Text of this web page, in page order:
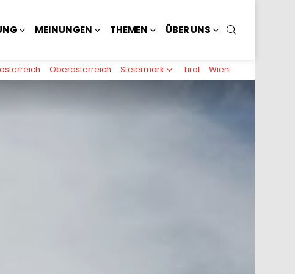
MEINUNGEN THEMEN ÜBER UNS
Oberösterreich Steiermark Tirol
Wien